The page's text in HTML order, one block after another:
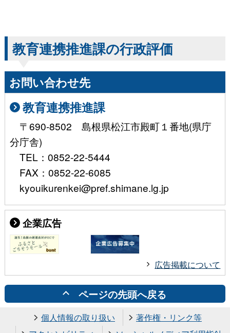
教育連携推進課の行政評価
お問い合わせ先
教育連携推進課
〒690-8502 島根県松江市殿町１番地(県庁
分庁舎)
TEL：0852-22-5444
FAX：0852-22-6085
kyouikurenkei@pref.shimane.lg.jp
企業広告
広告掲載について
ページの先頭へ戻る
個人情報の取り扱い
著作権・リンク等